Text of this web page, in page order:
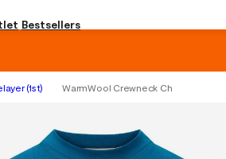
Bestsellers
(1st) WarmWool Crewneck Ch